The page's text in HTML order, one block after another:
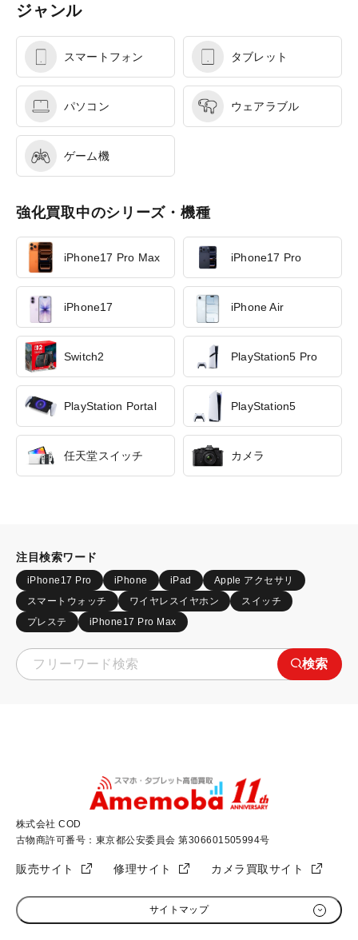
ジャンル
スマートフォン タブレット
パソコン ウェアラブル
ゲーム機
強化買取中のシリーズ・機種
iPhone17 Pro Max iPhone17 Pro
iPhone17 iPhone Air
Switch2 PlayStation5 Pro
PlayStation Portal PlayStation5
任天堂スイッチ カメラ
注目検索ワード
iPhone17 Pro iPhone iPad
Apple アクセサリ
スマートウォッチ
ワイヤレスイヤホン
スイッチ
プレステ
iPhone17 Pro Max
検索
株式会社 COD
古物商許可番号：東京都公安委員会 第306601505994号
販売サイト 修理サイト カメラ買取サイト
サイトマップ